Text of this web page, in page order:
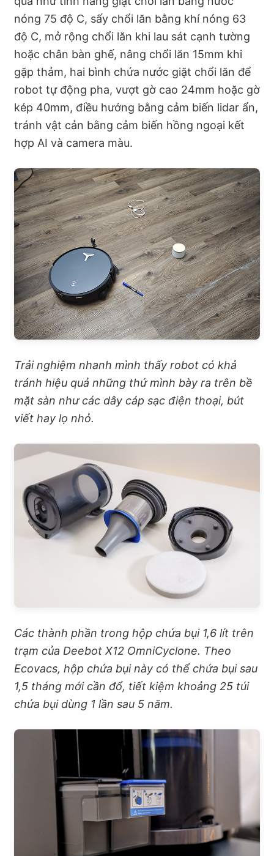
nóng 75 độ C, sấy chổi lăn bằng khí nóng 63
độ C, mở rộng chổi lăn khi lau sát cạnh tường
hoặc chân bàn ghế, nâng chổi lăn 15mm khi
gặp thảm, hai bình chứa nước giặt chổi lăn để
robot tự động pha, vượt gờ cao 24mm hoặc gờ
kép 40mm, điều hướng bằng cảm biến lidar ẩn,
tránh vật cản bằng cảm biến hồng ngoại kết
hợp AI và camera màu.
Trải nghiệm nhanh mình thấy robot có khả
tránh hiệu quả những thứ mình bày ra trên bề
mặt sàn như các dây cáp sạc điện thoại, bút
viết hay lọ nhỏ.
Các thành phần trong hộp chứa bụi 1,6 lít trên
trạm của Deebot X12 OmniCyclone. Theo
Ecovacs, hộp chứa bụi này có thể chứa bụi sau
1,5 tháng mới cần đổ, tiết kiệm khoảng 25 túi
chứa bụi dùng 1 lần sau 5 năm.